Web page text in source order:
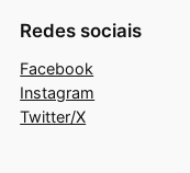
Redes sociais
Facebook
Instagram
Twitter/X